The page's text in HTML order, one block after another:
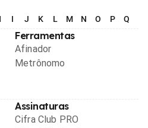
I J K L M N O P Q
Ferramentas
Afinador
Metrônomo
Assinaturas
Cifra Club PRO